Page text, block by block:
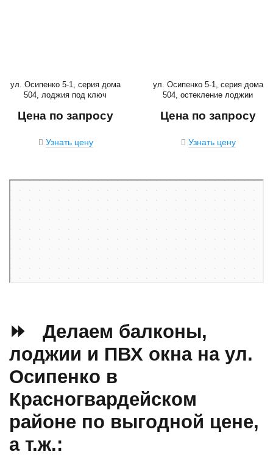
ул. Осипенко 5-1, серия дома
504, лоджия под ключ
Цена по запросу
Узнать цену
ул. Осипенко 5-1, серия дома
504, остекление лоджии
Цена по запросу
Узнать цену
⏩ Делаем балконы,
лоджии и ПВХ окна на ул.
Осипенко в
Красногвардейском
районе по выгодной цене,
а т.ж.: